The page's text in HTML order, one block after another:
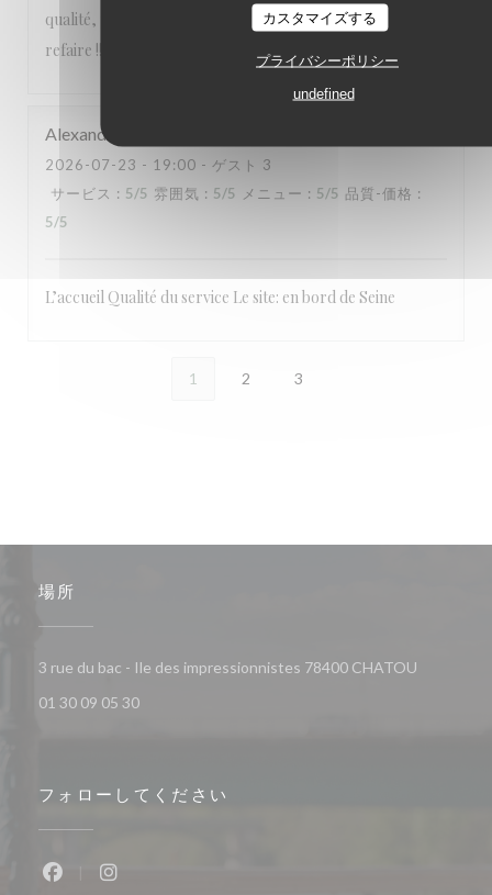
カスタマイズする
プライバシーポリシー
undefined
qualité, une équipe attentionnée, un cadre magnifique. A
refaire !!!
Alexandre
2026-07-23 - 19:00 - ゲスト 3
サービス : 5/5 雰囲気 : 5/5 メニュー : 5/5 品質-価格 :
5/5
L’accueil Qualité du service Le site: en bord de Seine
1 2 3
場所
3 rue du bac - Ile des impressionnistes 78400 CHATOU
01 30 09 05 30
フォローしてください